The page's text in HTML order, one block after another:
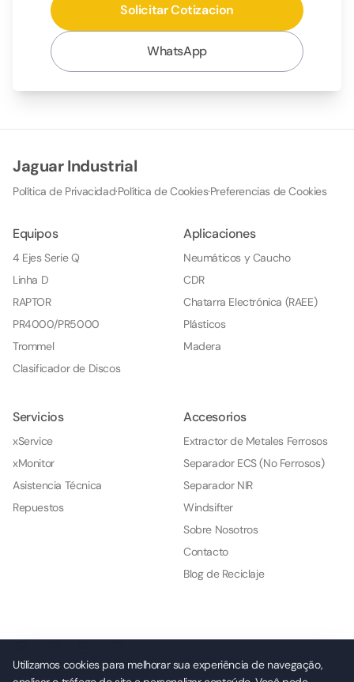
Solicitar Cotizacion
WhatsApp
Jaguar Industrial
Política de Privacidad·Política de Cookies·Preferencias de Cookies
Equipos
4 Ejes Serie Q
Linha D
RAPTOR
PR4000/PR5000
Trommel
Clasificador de Discos
Aplicaciones
Neumáticos y Caucho
CDR
Chatarra Electrónica (RAEE)
Plásticos
Madera
Servicios
xService
xMonitor
Asistencia Técnica
Repuestos
Accesorios
Extractor de Metales Ferrosos
Separador ECS (No Ferrosos)
Separador NIR
Windsifter
Sobre Nosotros
Contacto
Blog de Reciclaje
Utilizamos cookies para melhorar sua experiência de navegação,